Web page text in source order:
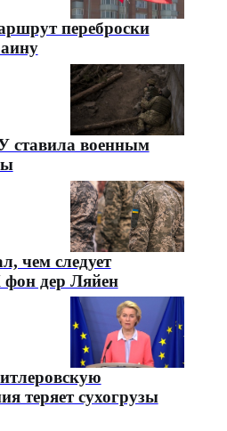
переброски
ставила военным
чем следует
фон дер Ляйен
теряет сухогрузы